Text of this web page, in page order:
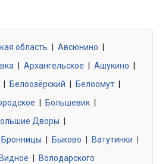
без обязательств
область Авсюнино
Архангельское Ашукино
Белоозёрский Белоомут
Большевик
Дворы
Бронницы Быково Ватутинки
Видное Володарского